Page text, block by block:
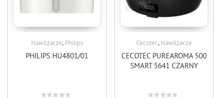
Nawilżacze, Philips
PHILIPS HU4801/01
Cecotec, Nawilżacze
CECOTEC PUREAROMA 500
SMART 5641 CZARNY